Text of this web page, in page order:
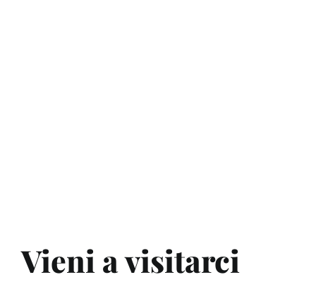
Vieni a visitarci